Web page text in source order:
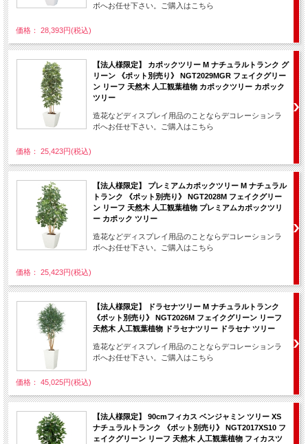
ボへお任せ下さい。ご購入はこちら
価格： 28,393円(税込)
【法人様限定】 カポックツリー M ナチュラルトランク グ
リーン 《ポット別売り》 NGT2029MGR フェイクグリー
ン リーフ 天然木 人工観葉植物 カポックツリー カポック
ツリー
造花などディスプレイ用品のことならデコレーションラ
ボへお任せ下さい。ご購入はこちら
価格： 25,423円(税込)
【法人様限定】 プレミアムカポックツリー M ナチュラル
トランク 《ポット別売り》 NGT2028M フェイクグリー
ン リーフ 天然木 人工観葉植物 プレミアムカポックツリ
ー カポック ツリー
造花などディスプレイ用品のことならデコレーションラ
ボへお任せ下さい。ご購入はこちら
価格： 25,423円(税込)
【法人様限定】 ドラセナツリー M ナチュラルトランク
《ポット別売り》 NGT2026M フェイクグリーン リーフ
天然木 人工観葉植物 ドラセナツリー ドラセナ ツリー
造花などディスプレイ用品のことならデコレーションラ
ボへお任せ下さい。ご購入はこちら
価格： 45,025円(税込)
【法人様限定】 90cmフィカス ベンジャミン ツリー XS
ナチュラルトランク 《ポット別売り》 NGT2017XS10 フ
ェイクグリーン リーフ 天然木 人工観葉植物 フィカスツ